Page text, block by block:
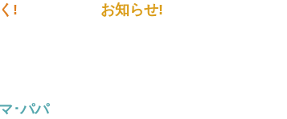
!
お知らせ!
･パパ